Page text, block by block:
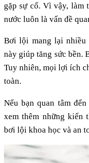
gặp sự cố. Vì vậy, làm
nước luôn là vấn đề
Bơi lội mang lại nhiều
này giúp tăng sức bền.
Tuy nhiên, mọi lợi ích
toàn.
Nếu bạn quan tâm đến
xem thêm những kiến
bơi lội khoa học và an